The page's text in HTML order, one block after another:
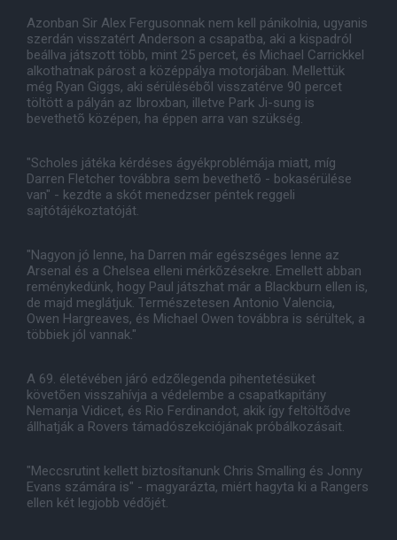
Azonban Sir Alex Fergusonnak nem kell pánikolnia, ugyanis
szerdán visszatért Anderson a csapatba, aki a kispadról
beállva játszott több, mint 25 percet, és Michael Carrickkel
alkothatnak párost a középpálya motorjában. Mellettük
még Ryan Giggs, aki sérülésébõl visszatérve 90 percet
töltött a pályán az Ibroxban, illetve Park Ji-sung is
bevethetõ középen, ha éppen arra van szükség.
"Scholes játéka kérdéses ágyékproblémája miatt, míg
Darren Fletcher továbbra sem bevethetõ - bokasérülése
van" - kezdte a skót menedzser péntek reggeli
sajtótájékoztatóját.
"Nagyon jó lenne, ha Darren már egészséges lenne az
Arsenal és a Chelsea elleni mérkõzésekre. Emellett abban
reménykedünk, hogy Paul játszhat már a Blackburn ellen is,
de majd meglátjuk. Természetesen Antonio Valencia,
Owen Hargreaves, és Michael Owen továbbra is sérültek, a
többiek jól vannak."
A 69. életévében járó edzõlegenda pihentetésüket
követõen visszahívja a védelembe a csapatkapitány
Nemanja Vidicet, és Rio Ferdinandot, akik így feltöltõdve
állhatják a Rovers támadószekciójának próbálkozásait.
"Meccsrutint kellett biztosítanunk Chris Smalling és Jonny
Evans számára is" - magyarázta, miért hagyta ki a Rangers
ellen két legjobb védõjét.